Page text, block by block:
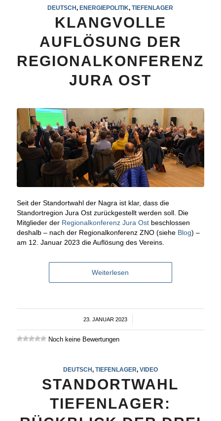
DEUTSCH, ENERGIEPOLITIK,TIEFENLAGER
KLANGVOLLE
AUFLÖSUNG DER
REGIONALKONFERENZ
JURA OST
Seit der Standortwahl der Nagra ist klar, dass die
Standortregion Jura Ost zurückgestellt werden soll. Die
Mitglieder der Regionalkonferenz Jura Ostbeschlossen
deshalb – nach der Regionalkonferenz ZNO (siehe Blog) –
am 12. Januar 2023 die Auflösung des Vereins.
Weiterlesen
23. JANUAR 2023
/
Noch keine Bewertungen
DEUTSCH, TIEFENLAGER, VIDEO
STANDORTWAHL
TIEFENLAGER: